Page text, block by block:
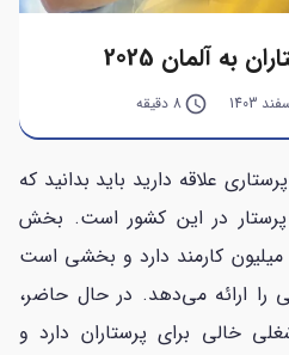
به آلمان 2025
query_builder8 دقیقه
علاقه دارید باید بدانید که
پرستار در این کشور است. بخش
مراقبت‌های بهداشتی آلمان 7 میلیون کارمند دارد و بخشی است
ارائه می‌دهد. در حال حاضر،
جایگاه شغلی خالی برای پرستاران دارد و